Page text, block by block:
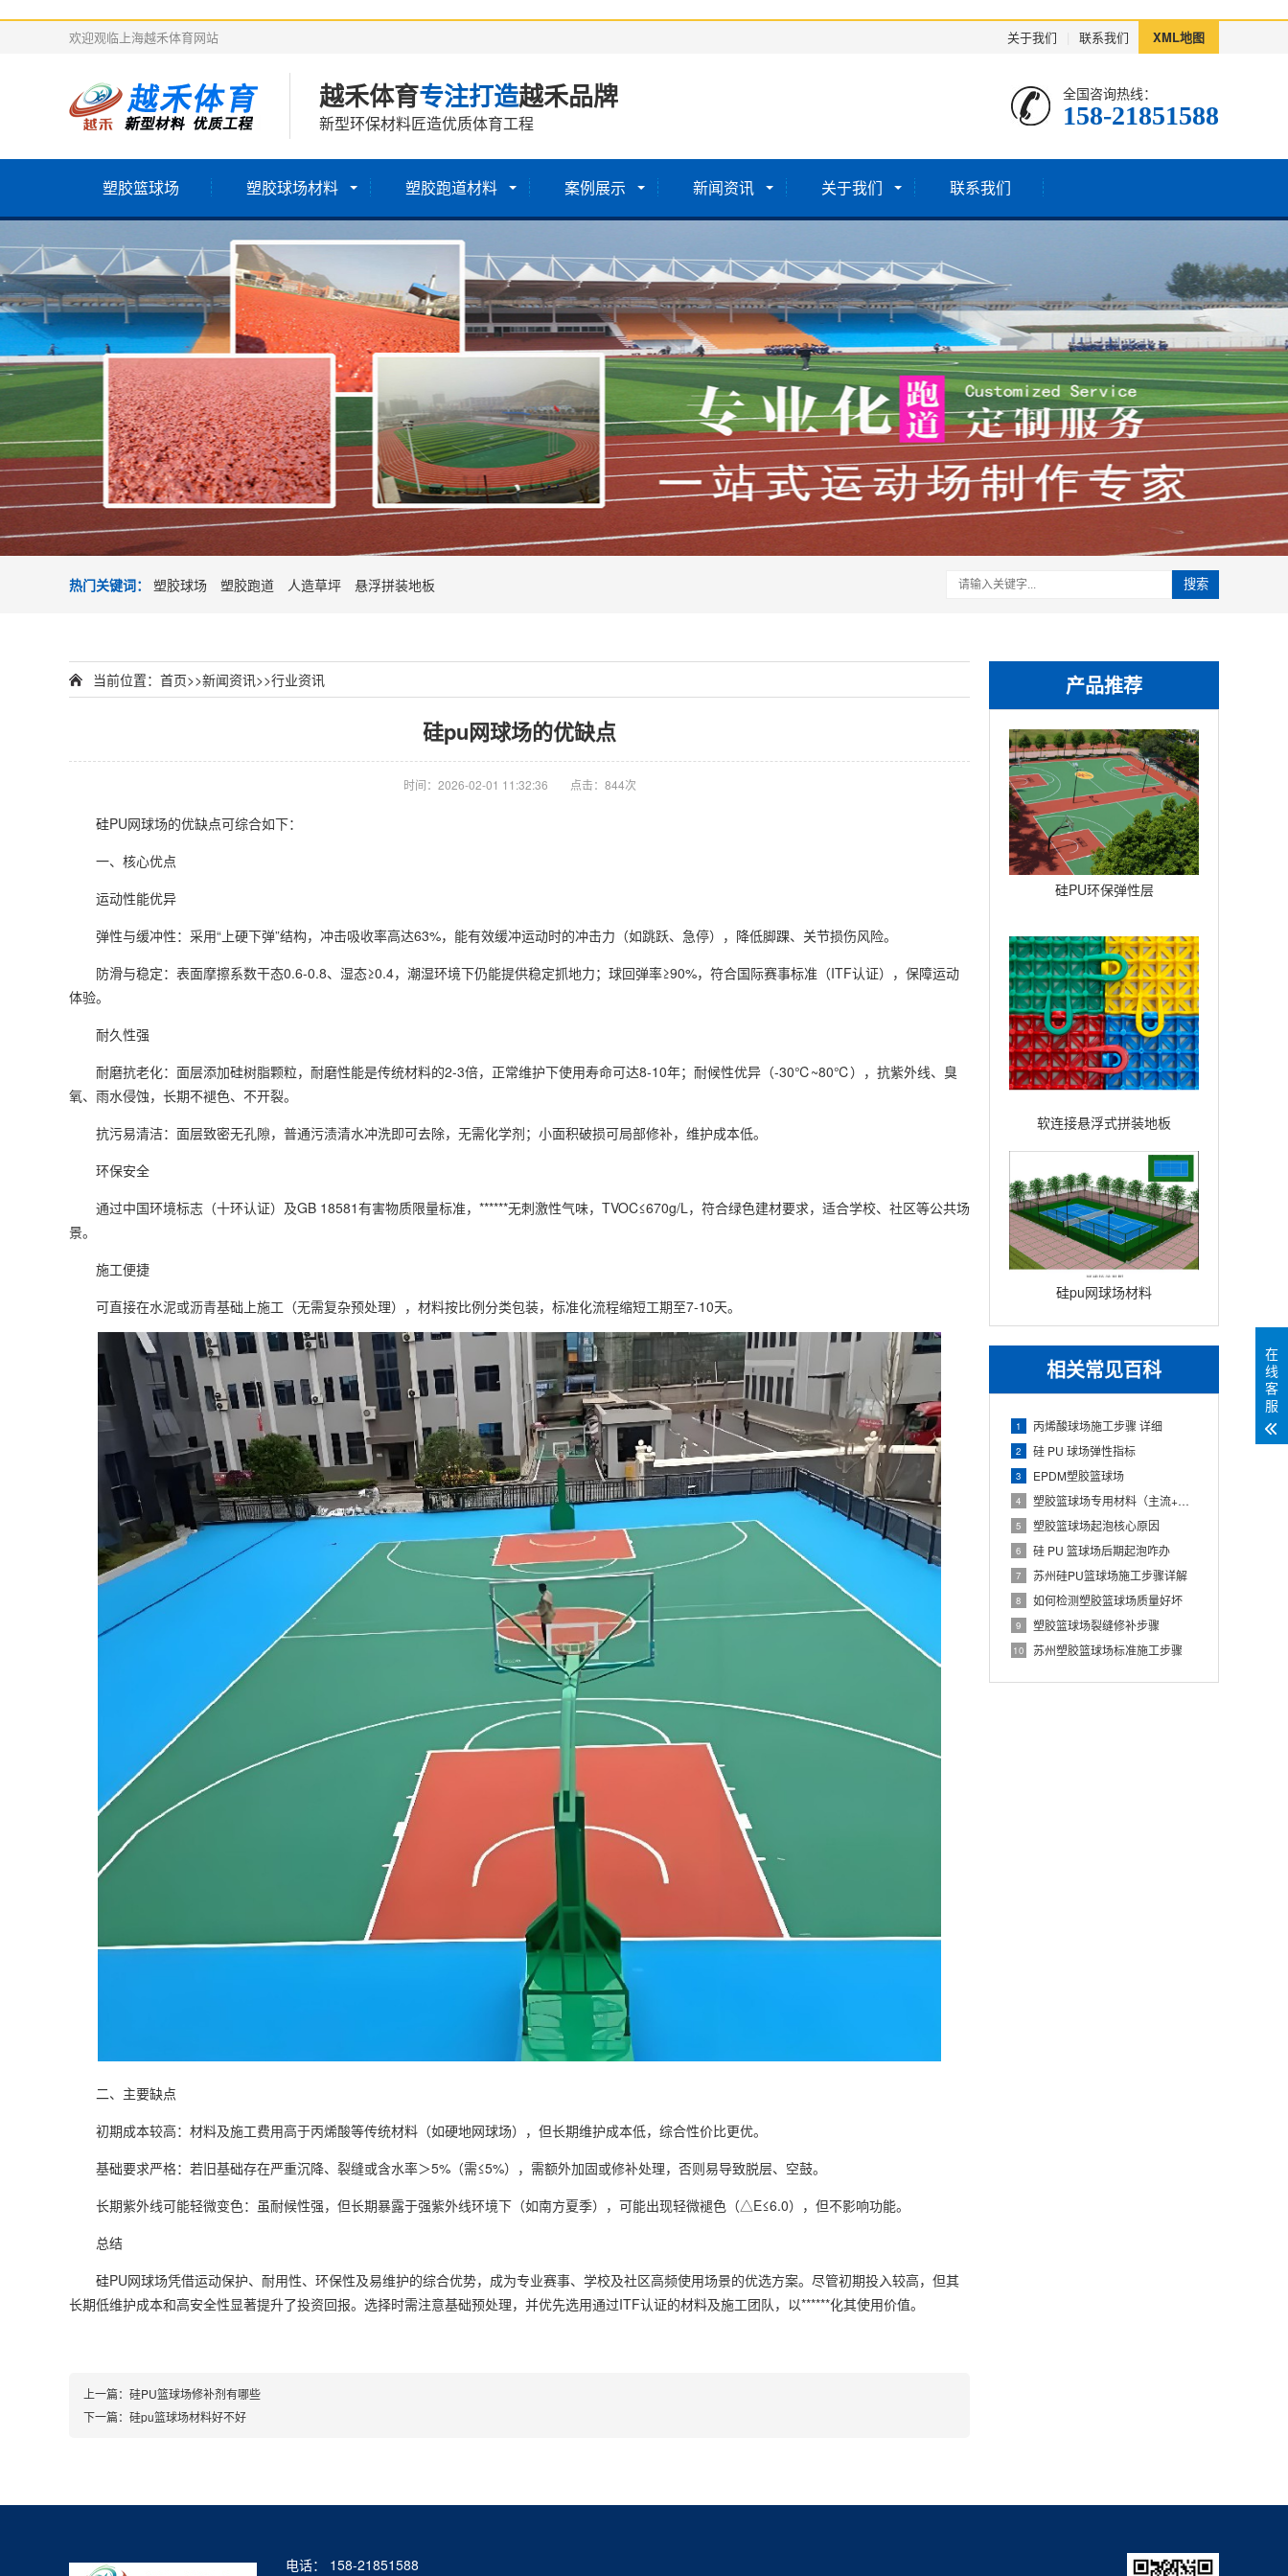
关于我们 联系我们 XML地图
欢迎观临上海越禾体育网站
越禾体育专注打造越禾品牌
新型环保材料匠造优质体育工程
全国咨询热线：
158-21851588
塑胶篮球场 塑胶球场材料 塑胶跑道材料 案例展示 新闻资讯 关于我们 联系我们
热门关键词： 塑胶球场 塑胶跑道 人造草坪 悬浮拼装地板 搜索
产品推荐
硅PU环保弹性层
软连接悬浮式拼装地板
硅pu网球场材料
相关常见百科
1 丙烯酸球场施工步骤 详细
2 硅 PU 球场弹性指标
3 EPDM塑胶篮球场
4 塑胶篮球场专用材料（主流+配套+标准）
5 塑胶篮球场起泡核心原因
6 硅 PU 篮球场后期起泡咋办
7 苏州硅PU篮球场施工步骤详解
8 如何检测塑胶篮球场质量好坏
9 塑胶篮球场裂缝修补步骤
10 苏州塑胶篮球场标准施工步骤
当前位置： 首页>>新闻资讯>>行业资讯
硅pu网球场的优缺点
时间：2026-02-01 11:32:36 点击：844次
硅PU网球场的优缺点可综合如下：
一、核心优点
运动性能优异
弹性与缓冲性：采用“上硬下弹”结构，冲击吸收率高达63%，能有效缓冲运动时的冲击力（如跳跃、急停），降低脚踝、关节损伤风险。
防滑与稳定：表面摩擦系数干态0.6-0.8、湿态≥0.4，潮湿环境下仍能提供稳定抓地力；球回弹率≥90%，符合国际赛事标准（ITF认证），保障运动
体验。
耐久性强
耐磨抗老化：面层添加硅树脂颗粒，耐磨性能是传统材料的2-3倍，正常维护下使用寿命可达8-10年；耐候性优异（-30℃~80℃），抗紫外线、臭
氧、雨水侵蚀，长期不褪色、不开裂。
抗污易清洁：面层致密无孔隙，普通污渍清水冲洗即可去除，无需化学剂；小面积破损可局部修补，维护成本低。
环保安全
通过中国环境标志（十环认证）及GB 18581有害物质限量标准，******无刺激性气味，TVOC≤670g/L，符合绿色建材要求，适合学校、社区等公共场
景。
施工便捷
可直接在水泥或沥青基础上施工（无需复杂预处理），材料按比例分类包装，标准化流程缩短工期至7-10天。
二、主要缺点
初期成本较高：材料及施工费用高于丙烯酸等传统材料（如硬地网球场），但长期维护成本低，综合性价比更优。
基础要求严格：若旧基础存在严重沉降、裂缝或含水率＞5%（需≤5%），需额外加固或修补处理，否则易导致脱层、空鼓。
长期紫外线可能轻微变色：虽耐候性强，但长期暴露于强紫外线环境下（如南方夏季），可能出现轻微褪色（△E≤6.0），但不影响功能。
总结
硅PU网球场凭借运动保护、耐用性、环保性及易维护的综合优势，成为专业赛事、学校及社区高频使用场景的优选方案。尽管初期投入较高，但其
长期低维护成本和高安全性显著提升了投资回报。选择时需注意基础预处理，并优先选用通过ITF认证的材料及施工团队，以******化其使用价值。
上一篇： 硅PU篮球场修补剂有哪些
下一篇： 硅pu篮球场材料好不好
电话： 158-21851588
在
线
客
服